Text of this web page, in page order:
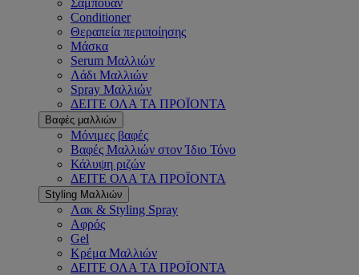
Σαμπουάν
Conditioner
Θεραπεία περιποίησης
Μάσκα
Serum Μαλλιών
Λάδι Μαλλιών
Spray Μαλλιών
ΔΕΙΤΕ ΟΛΑ ΤΑ ΠΡΟΪΟΝΤΑ
Βαφές μαλλιών
Μόνιμες βαφές
Βαφές Μαλλιών στον Ίδιο Τόνο
Κάλυψη ριζών
ΔΕΙΤΕ ΟΛΑ ΤΑ ΠΡΟΪΟΝΤΑ
Styling Μαλλιών
Λακ & Styling Spray
Αφρός
Gel
Κρέμα Μαλλιών
ΔΕΙΤΕ ΟΛΑ ΤΑ ΠΡΟΪΟΝΤΑ